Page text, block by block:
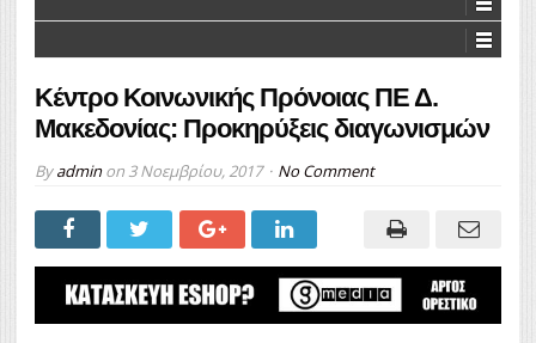
Κέντρο Κοινωνικής Πρόνοιας ΠΕ Δ.
Μακεδονίας: Προκηρύξεις διαγωνισμών
Byadminon 3 Νοεμβρίου, 2017 No Comment